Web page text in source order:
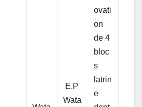
E.P
Wata
ovati
on
de 4
bloc
s
latrin
e